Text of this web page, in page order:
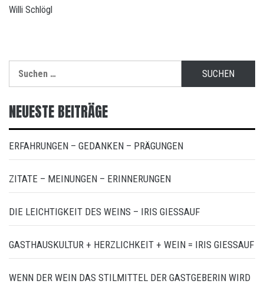
Willi Schlögl
NEUESTE BEITRÄGE
ERFAHRUNGEN – GEDANKEN – PRÄGUNGEN
ZITATE – MEINUNGEN – ERINNERUNGEN
DIE LEICHTIGKEIT DES WEINS – IRIS GIESSAUF
GASTHAUSKULTUR + HERZLICHKEIT + WEIN = IRIS GIESSAUF
WENN DER WEIN DAS STILMITTEL DER GASTGEBERIN WIRD